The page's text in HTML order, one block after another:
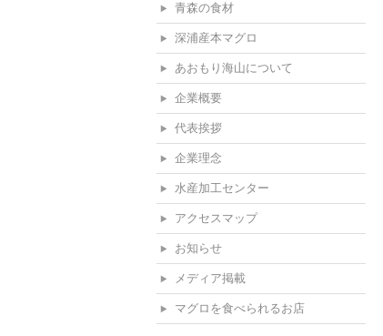
青森の食材
深浦産本マグロ
あおもり海山について
企業概要
代表挨拶
企業理念
水産加工センター
アクセスマップ
お知らせ
メディア掲載
マグロを食べられるお店